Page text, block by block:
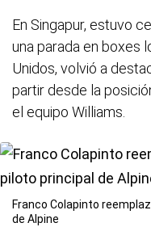
En Singapur, estuvo
una parada en boxes
Unidos, volvió a
partir desde la
el equipo Williams.
Franco Colapinto
de Alpine